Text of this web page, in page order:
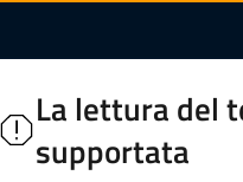
Camuno
di Valle Camonica
La lettura del
supportata